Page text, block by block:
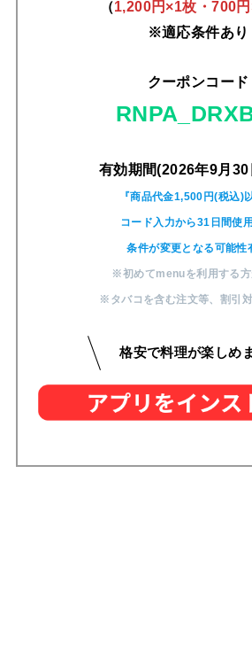
（1,200円×1枚・700
※適応条件あり
クーポンコード
有効期間(2026年9月30
『商品代金1,500円(税込)
コード入力から31日間使
条件が変更となる可能性
※初めてmenuを利用する方
※タバコを含む注文等 割引
格安で料理が楽しめ